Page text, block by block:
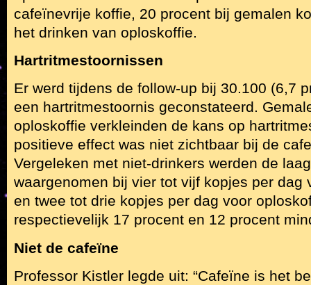
cafeïnevrije koffie, 20 procent bij gemalen
het drinken van oploskoffie.
Hartritmestoornissen
Er werd tijdens de follow-up bij 30.100 (6,7
een hartritmestoornis geconstateerd.
oploskoffie verkleinden de kans op
positieve effect was niet zichtbaar bij de
Vergeleken met niet-drinkers werden de
waargenomen bij vier tot vijf kopjes per dag
en twee tot drie kopjes per dag voor
respectievelijk 17 procent en 12 procent
Niet de cafeïne
Professor Kistler legde uit: “Cafeïne is het